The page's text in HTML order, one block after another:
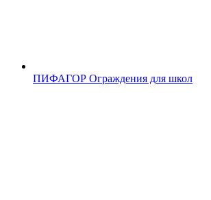
ПИФАГОР Ограждения для школ